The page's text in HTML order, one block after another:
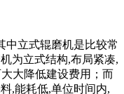
中立式辊磨机是比较常
为立式结构,布局紧凑,
大降低建设费用；而
,能耗低,单位时间内,